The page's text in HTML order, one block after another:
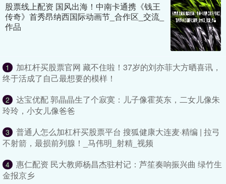
股票线上配资 国风出海！中南卡通携《钱王
传奇》首秀昂纳西国际动画节_合作区_交流_
作品
1
加杠杆买股票官网 藏不住啦！37岁的刘亦菲大方晒喜讯，
终于活成了自己最想要的模样！
2
达宝优配 郭晶晶生了个寂寞：儿子像霍英东，二女儿像朱
玲玲，小女儿像爸爸
3
普通人怎么加杠杆买股票平台 搜狐健康大连麦·精编 | 拉弓
不射箭，最损前列腺！_马伟明_射精_视频
4
惠仁配资 民大教师杨昌杰驻村记：芦笙奏响振兴曲 绿竹生
金报京乡